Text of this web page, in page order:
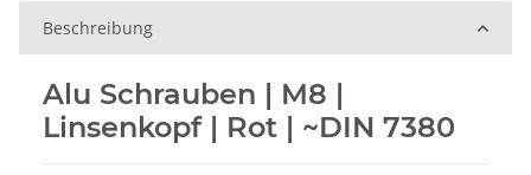
Beschreibung
Alu Schrauben | M8 |
Linsenkopf | Rot | ~DIN 7380